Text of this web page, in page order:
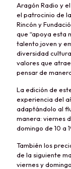
Aragón Radio y
el patrocinio de
Rincón y
que “apoya esta
talento joven y
diversidad
valores que
pensar de
La edición de
experiencia del
adaptándolo al
manera: viernes
domingo de 10 a
También los
de la siguiente
viernes y